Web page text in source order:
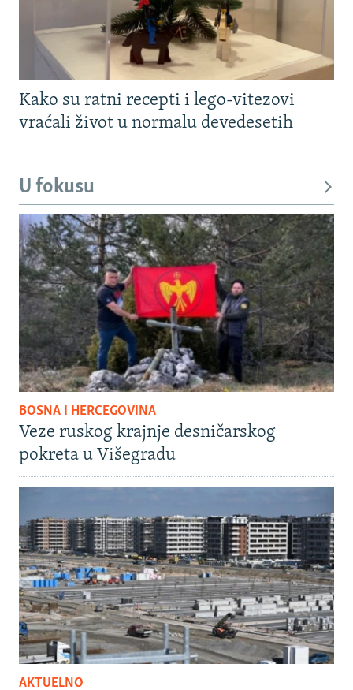
Kako su ratni recepti i lego-vitezovi
vraćali život u normalu devedesetih
U fokusu
BOSNA I HERCEGOVINA
Veze ruskog krajnje desničarskog
pokreta u Višegradu
AKTUELNO